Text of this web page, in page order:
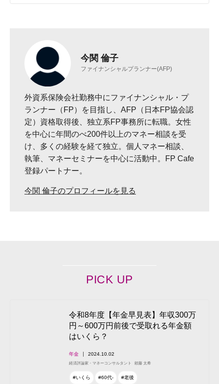
今関 倫子
ファイナンシャルプランナー(AFP)
外資系保険会社勤務中にファイナンシャル・プ
ランナー（FP）を目指し、AFP（日本FP協会認
定）資格取得後、独立系FP事務所に転職。女性
を中心に年間のべ200件以上のマネー相談を受
け、多くの経験を経て独立。個人マネー相談、
執筆、マネーセミナーを中心に活動中。FP Cafe
登録パートナー。
今関 倫子のプロフィールを見る
PICK UP
令和8年度【年金早見表】年収300万
円～600万円前後で受取れる年金額
はいくら？
年金 2024.10.02
経済評論家・マネーコンサルタント 頼藤 太希
#いくら #60代- #老後